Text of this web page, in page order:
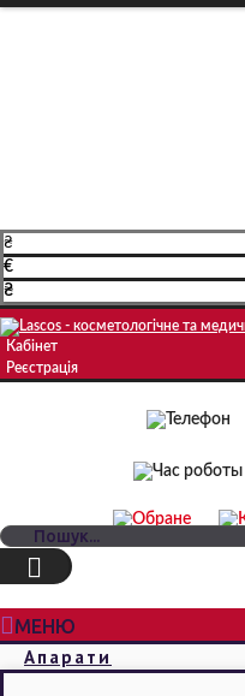
₴
€
₴
Кабінет
Реєстрація
МЕНЮ
Апарати